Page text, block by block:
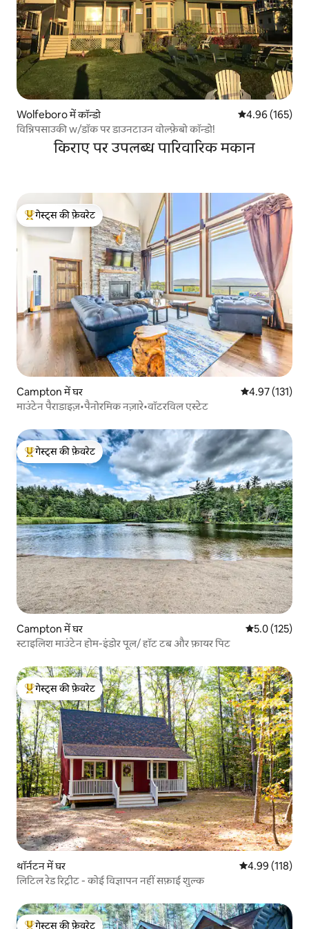
Wolfeboro में कॉन्डो औसत रेटिंग 5 में से
4.96 (165)
विन्निपसाउकी w/डॉक पर डाउनटाउन वोल्फ़ेबो कॉन्डो!
किराए पर उपलब्ध पारिवारिक मकान
गेस्ट्स का टॉप फ़ेवरेट
गेस्ट्स की फ़ेवरेट
Campton में घर औसत रेटिंग 5 में से
4.97 (131)
माउंटेन पैराडाइज़•पैनोरमिक नज़ारे•वॉटरविल एस्टेट
गेस्ट्स का टॉप फ़ेवरेट
गेस्ट्स की फ़ेवरेट
Campton में घर औसत रेटिंग 5 में
5.0 (125)
स्टाइलिश माउंटेन होम-इंडोर पूल/ हॉट टब और फ़ायर पिट
गेस्ट्स का टॉप फ़ेवरेट
गेस्ट्स की फ़ेवरेट
थॉर्नटन में घर औसत रेटिंग 5 में से
4.99 (118)
लिटिल रेड रिट्रीट - कोई विज्ञापन नहीं सफ़ाई शुल्क
गेस्ट्स की फ़ेवरेट